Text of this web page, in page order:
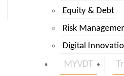
Equity & Debt
Risk
Digital
MYVDT